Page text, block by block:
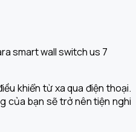
khiển từ xa qua điện thoại.
của bạn sẽ trở nên tiện nghi